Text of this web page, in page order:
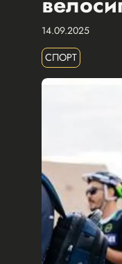
14.09.2025
СПОРТ